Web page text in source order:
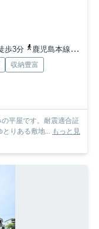
歩3分
鹿児島本線「東福間」駅 徒歩52分
収納豊富
平屋です。耐震適合証
りある敷地...
もっと見